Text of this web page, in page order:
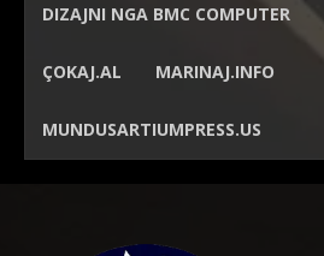
DIZAJNI NGA BMC COMPUTER
ÇOKAJ.AL MARINAJ.INFO
MUNDUSARTIUMPRESS.US